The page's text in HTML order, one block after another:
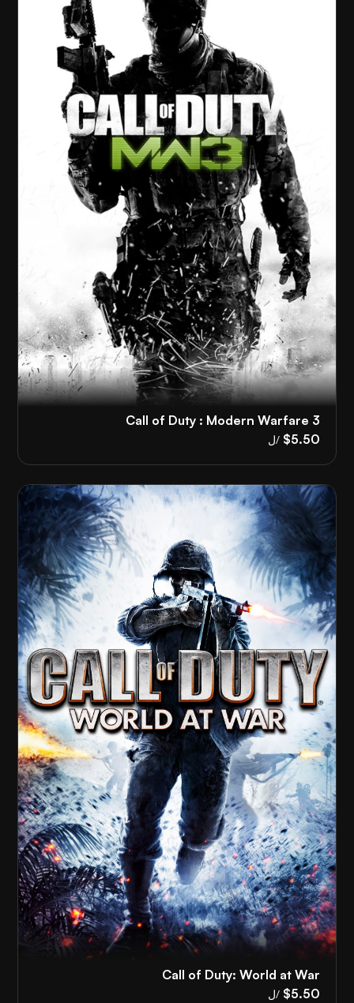
Call of Duty : Modern Warfare 3
$5.50 /ل
Call of Duty: World at War
$5.50 /ل